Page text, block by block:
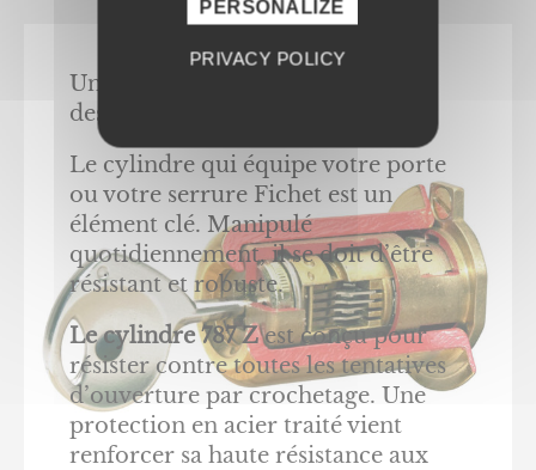
Une alliance exceptionnelle de
design et de technologie.
Le cylindre qui équipe votre porte
ou votre serrure Fichet est un
élément clé. Manipulé
quotidiennement, il se doit d’être
résistant et robuste.
Le cylindre 787 Zest conçu pour
résister contre toutes les tentatives
d’ouverture par crochetage. Une
protection en acier traité vient
renforcer sa haute résistance aux
PERSONALIZE
PRIVACY POLICY